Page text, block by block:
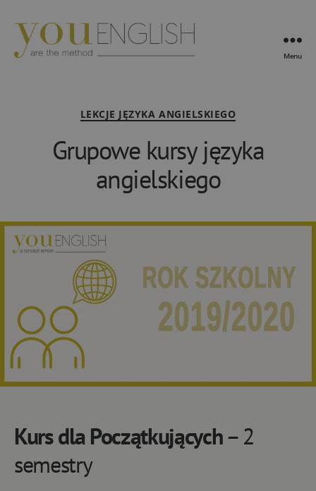
Menu
Kategorie
LEKCJE JĘZYKA ANGIELSKIEGO
Grupowe kursy języka
angielskiego
Kurs dla Początkujących– 2
semestry